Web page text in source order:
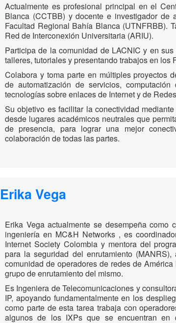
Actualmente es profesional principal en el
Blanca (CCTBB) y docente e investigador de
Facultad Regional Bahía Blanca (UTNFRBB).
Red de Interconexión Universitaria (ARIU).
Participa de la comunidad de LACNIC y en
talleres, tutoriales y presentando trabajos en los
Colabora y toma parte en múltiples proyectos
de automatización de servicios,
tecnologías sobre enlaces de Internet y de
Su objetivo es facilitar la conectividad
desde lugares académicos neutrales que
de presencia, para lograr una mejor
colaboración de todas las partes.
Erika Vega
Erika Vega actualmente se desempeña
ingeniería en MC&H Networks , es
Internet Society Colombia y mentora del
para la seguridad del enrutamiento
comunidad de operadores de redes de
grupo de enrutamiento del mismo.
Es Ingeniera de Telecomunicaciones y
IP, apoyando fundamentalmente en los
como parte de esta tarea trabaja con
algunos de los IXPs que se encuentran